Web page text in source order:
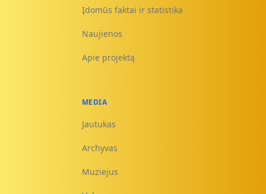
Įdomūs faktai ir statistika
Naujienos
Apie projektą
MEDIA
Jautukas
Archyvas
Muziejus